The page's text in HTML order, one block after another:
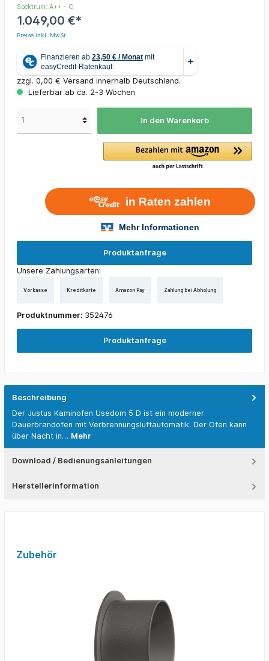
Spektrum: A++ - G
1.049,00 €*
Preise inkl. MwSt.
zzgl. 0,00 € Versand innerhalb Deutschland.
Lieferbar ab ca. 2-3 Wochen
In den Warenkorb
Produktanfrage
Unsere Zahlungsarten:
Vorkasse Kreditkarte Amazon Pay Zahlung bei Abholung
Produktnummer: 352476
Produktanfrage
Beschreibung
Der Justus Kaminofen Usedom 5 D ist ein moderner
Dauerbrandofen mit Verbrennungsluft­automatik. Der Ofen kann
über Nacht in… Mehr
Download / Bedienungsanleitungen
Herstellerinformation
Zubehör